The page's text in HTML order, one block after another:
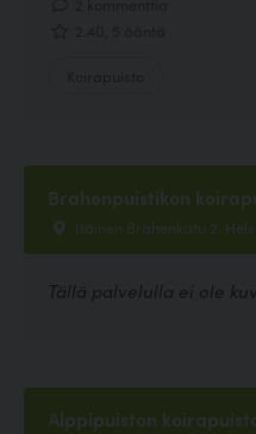
Brahenpuistikon
Itäinen Brahenkatu 2,
Tällä palvelulla ei ole
Alppipuiston